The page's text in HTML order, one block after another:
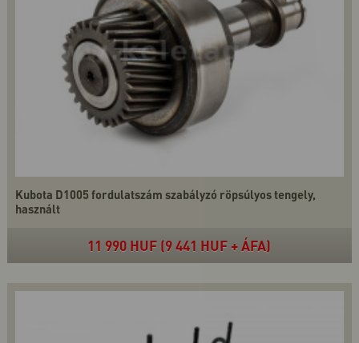
Kubota D1005 fordulatszám szabályzó röpsúlyos tengely,
használt
11 990 HUF (9 441 HUF + ÁFA)